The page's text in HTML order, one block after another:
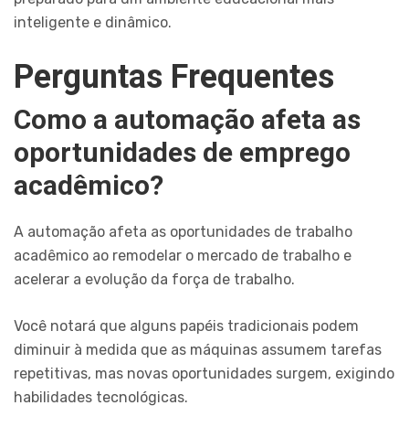
inteligente e dinâmico.
Perguntas Frequentes
Como a automação afeta as
oportunidades de emprego
acadêmico?
A automação afeta as oportunidades de trabalho
acadêmico ao remodelar o mercado de trabalho e
acelerar a evolução da força de trabalho.
Você notará que alguns papéis tradicionais podem
diminuir à medida que as máquinas assumem tarefas
repetitivas, mas novas oportunidades surgem, exigindo
habilidades tecnológicas.